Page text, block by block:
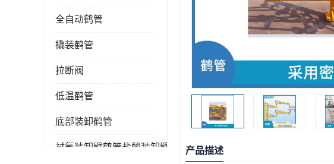
全自动鹤管
撬装鹤管
拉断阀
低温鹤管
底部装卸鹤管
衬氟装卸臂鹤管盐酸装卸臂 产品描述